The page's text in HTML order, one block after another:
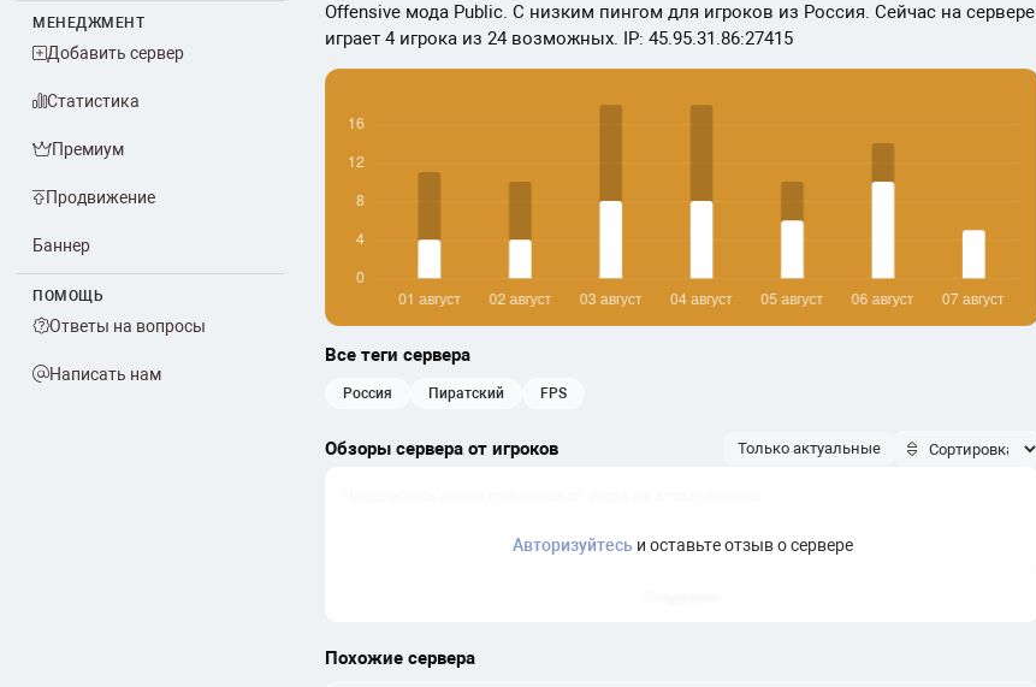
МЕНЕДЖМЕНТ
Добавить сервер
Статистика
Премиум
Продвижение
Баннер
ПОМОЩЬ
Ответы на вопросы
Написать нам
Offensive мода Public. С низким пингом для игроков из Россия. Сейчас на сервере
играет 4 игрока из 24 возможных. IP: 45.95.31.86:27415
Все теги сервера
россия пиратский FPS
Обзоры сервера от игроков Только актуальные
Авторизуйтесьи оставьте отзыв о сервере
Похожие сервера